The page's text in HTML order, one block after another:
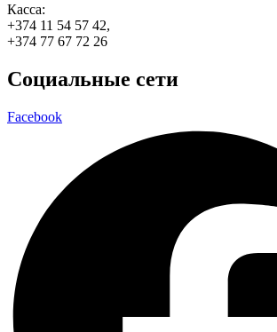
Касса:
+374 11 54 57 42,
+374 77 67 72 26
Социальные сети
Facebook